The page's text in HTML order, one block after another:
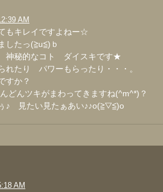
AM
もキレイですよねー☆
したっ(≧u≦)ｂ
神秘的なコト ダイスキです★
れたり パワーもらったり・・・。
すか？
どんツキがまわってきますね(^m^*)？
♪ 見たい見たぁあい♪♪o(≧▽≦)o
AM